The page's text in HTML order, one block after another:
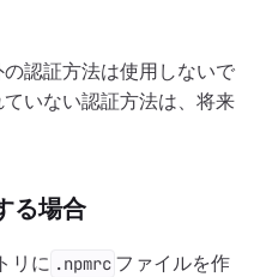
認証方法は使用しないで
いない認証方法は、将来
る場合
リに .npmrc ファイルを作